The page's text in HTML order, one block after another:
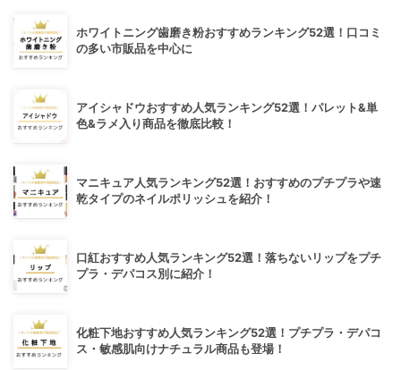
ホワイトニング歯磨き粉おすすめランキング52選！口コミ
の多い市販品を中心に
アイシャドウおすすめ人気ランキング52選！パレット&単
色&ラメ入り商品を徹底比較！
マニキュア人気ランキング52選！おすすめのプチプラや速
乾タイプのネイルポリッシュを紹介！
口紅おすすめ人気ランキング52選！落ちないリップをプチ
プラ・デパコス別に紹介！
化粧下地おすすめ人気ランキング52選！プチプラ・デパコ
ス・敏感肌向けナチュラル商品も登場！